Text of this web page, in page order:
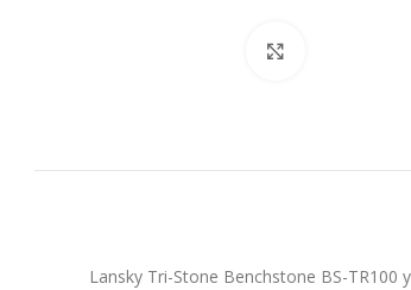
Lansky Tri-Stone Benchstone BS-